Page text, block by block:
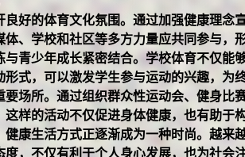
好的体育文化氛围。通过加强健康理念
、学校和社区等多方力量应共同参与，
青少年成长紧密结合。学校体育不仅能
式，可以激发学生参与运动的兴趣，为
场所。通过组织群众性运动会、健身比
样的活动不仅促进身体健康，也有助于
康生活方式正逐渐成为一种时尚。越来
，不仅有利于个人身心发展，也为社会